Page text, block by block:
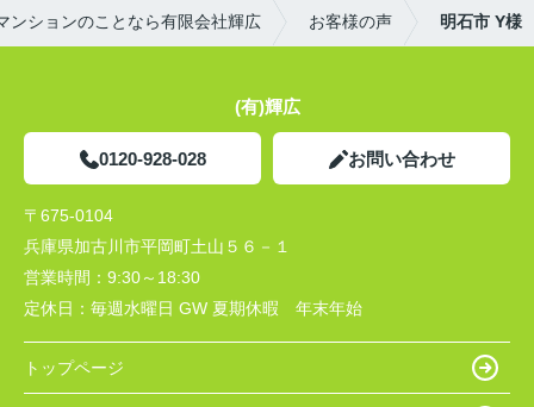
ンションのことなら有限会社輝広 お客様の声 明石市 Y様
(有)輝広
0120-928-028 お問い合わせ
〒675-0104
兵庫県加古川市平岡町土山５６－１
営業時間： 9:30～18:30
定休日： 毎週水曜日 GW 夏期休暇 年末年始
トップページ